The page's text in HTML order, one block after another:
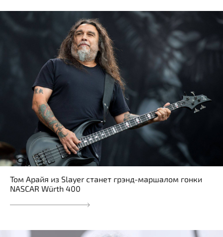
Том Арайя из Slayer станет грэнд-маршалом гонки
NASCAR Würth 400